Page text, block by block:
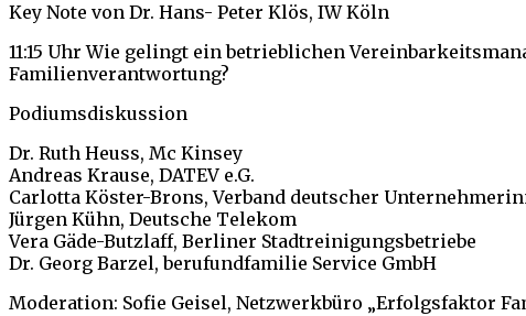
Key Note von Dr. Hans- Peter Klös, IW Köln
11:15 Uhr Wie gelingt ein betrieblichen
Familienverantwortung?
Podiumsdiskussion
Dr. Ruth Heuss, Mc Kinsey
Andreas Krause, DATEV e.G.
Carlotta Köster-Brons, Verband deutscher
Jürgen Kühn, Deutsche Telekom
Vera Gäde-Butzlaff, Berliner Stadtreinigungsbetriebe
Dr. Georg Barzel, berufundfamilie Service GmbH
Moderation: Sofie Geisel, Netzwerkbüro „Erfolgsfaktor